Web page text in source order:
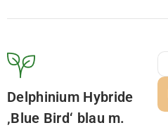
Delphinium Hybride
‚Blue Bird‘ blau m.